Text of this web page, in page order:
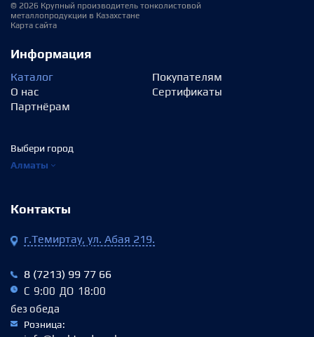
© 2026 Крупный производитель тонколистовой
металлопродукции в Казахстане
Карта сайта
Информация
Каталог
О нас
Партнёрам
Покупателям
Сертификаты
Выбери город
Алматы
Контакты
г.Темиртау, ул. Абая 219.
8 (7213) 99 77 66
С 9:00 ДО 18:00
без обеда
Розница: